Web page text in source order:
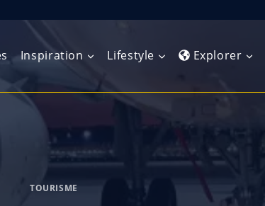
Inspiration Lifestyle Explorer
Amérique du Nord
(Maghreb)
Afrique de l’Ouest
TOURISME